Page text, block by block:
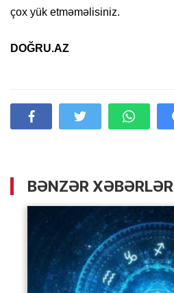
çox yük etməməlisiniz.
DOĞRU.AZ
BƏNZƏR XƏBƏRLƏR